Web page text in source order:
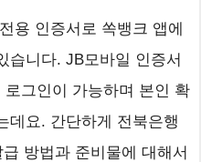
용 인증서로 쏙뱅크 앱에
습니다. JB모바일 인증서
그인이 가능하며 본인 확
데요. 간단하게 전북은행
방법과 준비물에 대해서